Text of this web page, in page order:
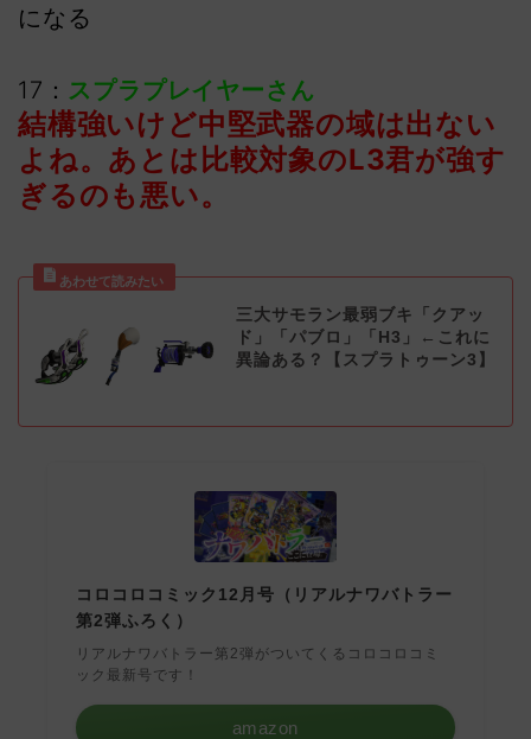
になる
17： スプラプレイヤーさん
結構強いけど中堅武器の域は出ない
よね。あとは比較対象のL3君が強す
ぎるのも悪い。
三大サモラン最弱ブキ「クアッ
ド」「パブロ」「H3」←これに
異論ある？【スプラトゥーン3】
コロコロコミック12月号（リアルナワバトラー
第2弾ふろく）
リアルナワバトラー第2弾がついてくるコロコロコミ
ック最新号です！
amazon